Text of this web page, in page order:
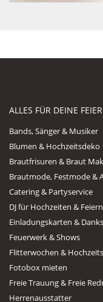
ALLES FÜR DEINE FEIER
Bands, Sänger & Musiker
Blumen & Hochzeitsdeko
Brautfrisuren & Braut
Brautmode, Festmode &
Catering & Partyservice
DJ für Hochzeiten & Feiern
Einladungskarten &
Feuerwerk & Shows
Flitterwochen &
Fotobox mieten
Freie Trauung & Freie
Herrenausstatter